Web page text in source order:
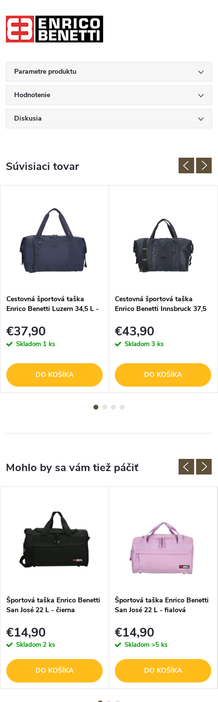
Parametre produktu
Hodnotenie
Diskusia
Súvisiaci tovar
Cestovná športová taška
Enrico Benetti Luzern 34,5 L -
€37,90
Skladom 1 ks
DO KOŠÍKA
Cestovná športová taška
Enrico Benetti Innsbruck 37,5
€43,90
Skladom 3 ks
DO KOŠÍKA
Športová taška Enrico Benetti
San José 22 L - čierna
€14,90
Skladom 2 ks
DO KOŠÍKA
Športová taška Enrico Benetti
San José 22 L - fialová
€14,90
Skladom >5 ks
DO KOŠÍKA